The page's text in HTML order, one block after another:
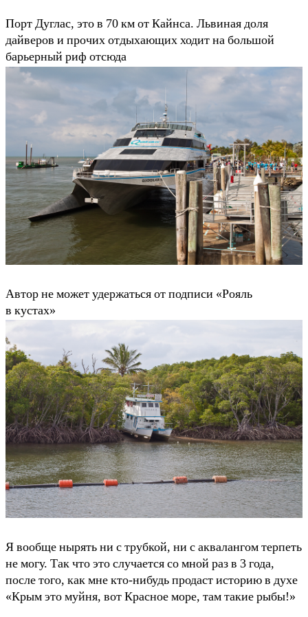
Порт Дуглас, это в 70 км от Кайнса. Львиная доля
дайверов и прочих отдыхающих ходит на большой
барьерный риф отсюда
Автор не может удержаться от подписи «Рояль
в кустах»
Я вообще нырять ни с трубкой, ни с аквалангом терпеть
не могу. Так что это случается со мной раз в 3 года,
после того, как мне кто-нибудь продаст историю в духе
«Крым это муйня, вот Красное море, там такие рыбы!»